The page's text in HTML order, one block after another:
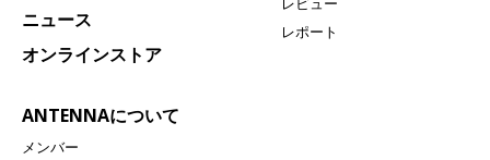
ニュース
オンラインストア
ANTENNAについて
メンバー
レポート